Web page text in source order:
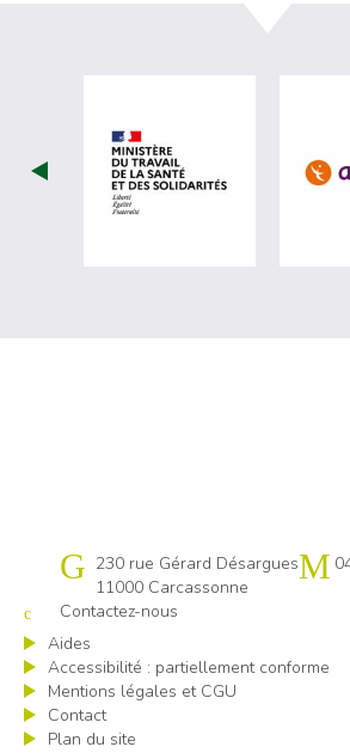
visiter les
Cap emploi 11
230 rue Gérard Désargues
11000 Carcassonne
Contactez-nous
Aides
Accessibilité : partiellement conforme
Mentions légales et CGU
Contact
Plan du site